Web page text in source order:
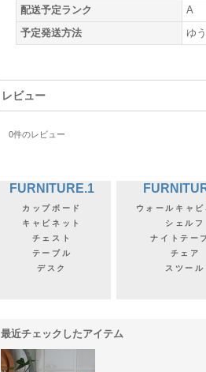
配送予定ランク
A
予定発送方法
ゆ
レビュー
0件のレビュー
FURNITURE.1
カップボード
キャビネット
チェスト
テーブル
デスク
ウォールキャビ
シェルフ
ナイトテー
チェア
スツール
最近チェックしたアイテム